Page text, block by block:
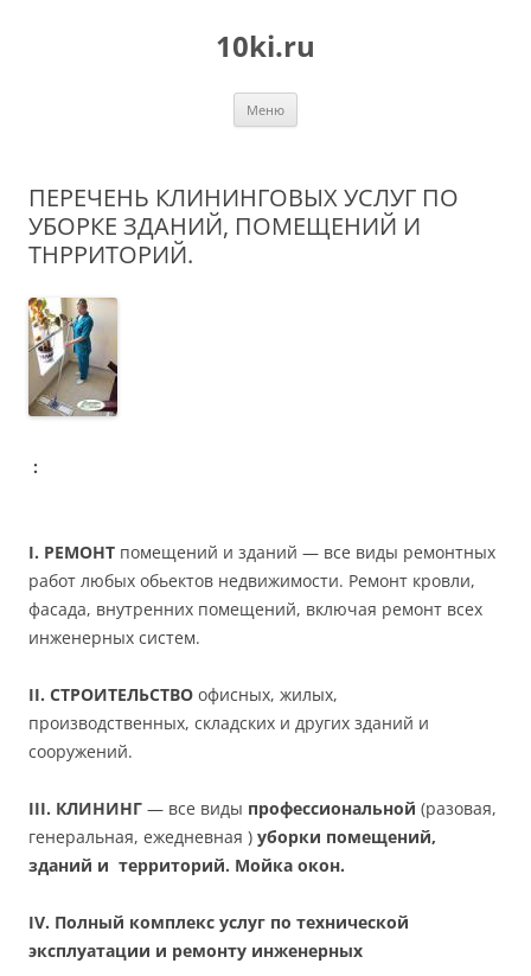
10ki.ru
Меню
ПЕРЕЧЕНЬ КЛИНИНГОВЫХ УСЛУГ ПО
УБОРКЕ ЗДАНИЙ, ПОМЕЩЕНИЙ И
ТНРРИТОРИЙ.
:
I. РЕМОНТ помещений и зданий — все виды ремонтных
работ любых обьектов недвижимости. Ремонт кровли,
фасада, внутренних помещений, включая ремонт всех
инженерных систем.
II. СТРОИТЕЛЬСТВО офисных, жилых,
производственных, складских и других зданий и
сооружений.
III. КЛИНИНГ — все виды профессиональной (разовая,
генеральная, ежедневная ) уборки помещений,
зданий и территорий. Мойка окон.
IV. Полный комплекс услуг по технической
эксплуатации и ремонту инженерных